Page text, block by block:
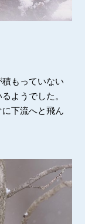
もっていない
ようでした。
下流へと飛ん